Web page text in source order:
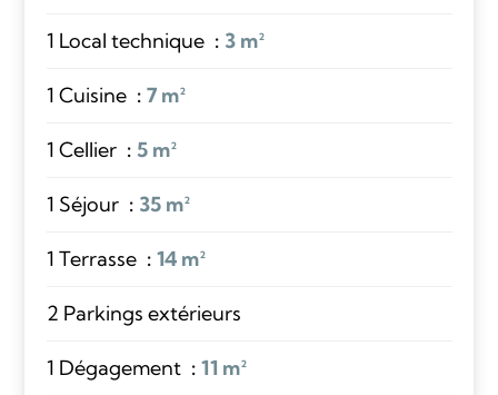
1 Local technique 3 m²
1 Cuisine 7 m²
1 Cellier 5 m²
1 Séjour 35 m²
1 Terrasse 14 m²
2 Parkings extérieurs
1 Dégagement 11 m²